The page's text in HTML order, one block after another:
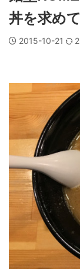
丼を求め
2015-10-21